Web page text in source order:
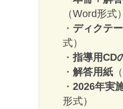
（Word形式
・ ディクテ
式）
・ 指導用CD
・ 解答用紙
・ 2026年実
形式）